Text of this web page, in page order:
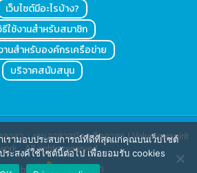
เว็บไซต์มีอะไรบ้าง?
ธีใช้งานสำหรับสมาชิก
านสำหรับองค์กรเครือข่าย
บริจาคสนับสนุน
าสา : งานอาสาสมัคร จิตอาสา | Volunteerspirit
. All rights reserved.
by
เรามอบประสบการณ์ที่ดีที่สุดแก่คุณบนเว็บไซต์
ระสงค์ใช้ไซต์นี้ต่อไป เพื่อยอมรับ cookies